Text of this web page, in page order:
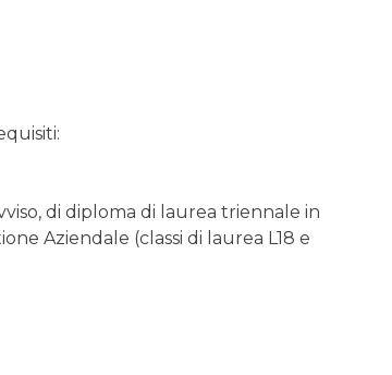
di diploma di laurea triennale in
Aziendale (classi di laurea L18 e